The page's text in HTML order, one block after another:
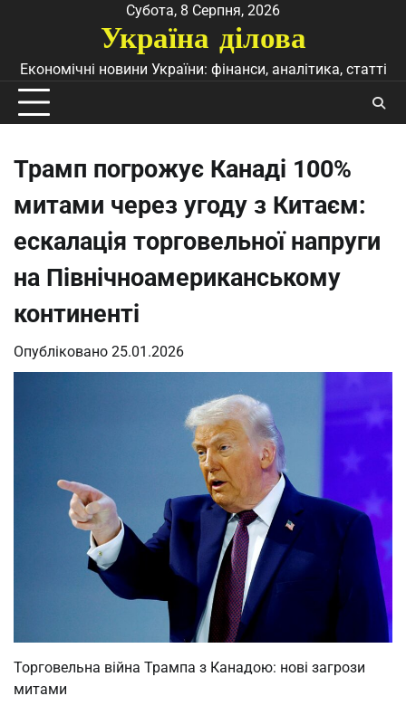
Субота, 8 Серпня, 2026
Україна ділова
Економічні новини України: фінанси, аналітика, статті
Трамп погрожує Канаді 100%
митами через угоду з Китаєм:
ескалація торговельної напруги
на Північноамериканському
континенті
Опубліковано 25.01.2026
Торговельна війна Трампа з Канадою: нові загрози
митами